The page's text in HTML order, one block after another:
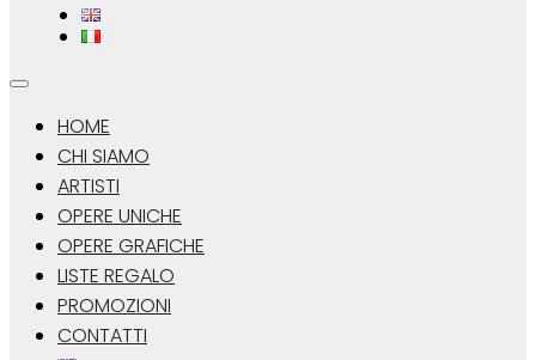
HOME
CHI SIAMO
ARTISTI
OPERE UNICHE
OPERE GRAFICHE
LISTE REGALO
PROMOZIONI
CONTATTI